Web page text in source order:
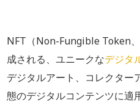
NFT（Non-Fungible Token、
成される、ユニークなデジタ
デジタルアート、コレクター
態のデジタルコンテンツに適